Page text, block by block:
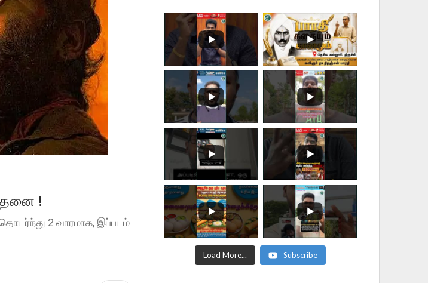
!
2 வாரமாக, இப்படம்
Load More... Subscribe